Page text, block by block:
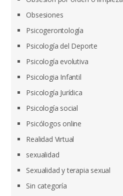
Obsesiones
Psicogerontología
Psicología del Deporte
Psicología evolutiva
Psicologia Infantil
Psicología Jurídica
Psicología social
Psicólogos online
Realidad Virtual
sexualidad
Sexualidad y terapia sexual
Sin categoría